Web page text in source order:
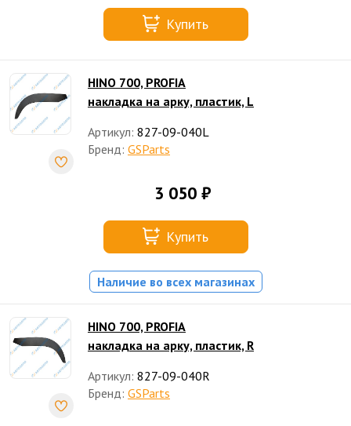
Купить
HINO 700, PROFIA
накладка на арку, пластик, L
Артикул: 827-09-040L
Бренд: GSParts
3 050 ₽
Купить
Наличие во всех магазинах
HINO 700, PROFIA
накладка на арку, пластик, R
Артикул: 827-09-040R
Бренд: GSParts